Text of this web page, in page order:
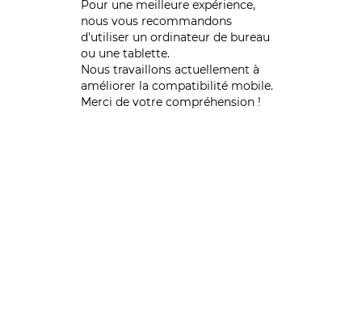
Pour une meilleure expérience,
nous vous recommandons
d'utiliser un ordinateur de bureau
ou une tablette.
Nous travaillons actuellement à
améliorer la compatibilité mobile.
Merci de votre compréhension !